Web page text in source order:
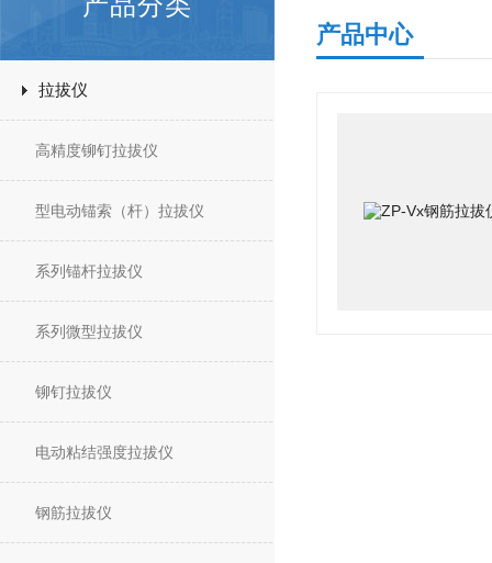
拉拔仪
高精度铆钉拉拔仪
型电动锚索（杆）拉拔仪
系列锚杆拉拔仪
系列微型拉拔仪
铆钉拉拔仪
电动粘结强度拉拔仪
钢筋拉拔仪
产品中心